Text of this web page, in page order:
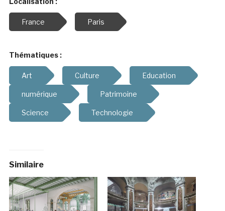
France Paris
Thématiques :
Art Culture Education
numérique Patrimoine
Science Technologie
Similaire